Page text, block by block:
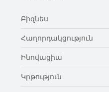
Բիզնես
Հաղորդակցություն
Ինովացիա
Կրթություն